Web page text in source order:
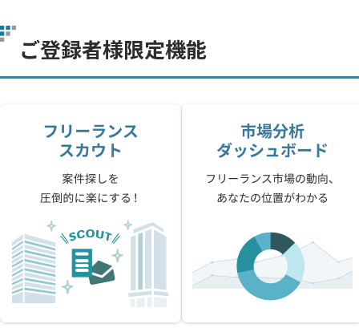
ご登録者様限定機能